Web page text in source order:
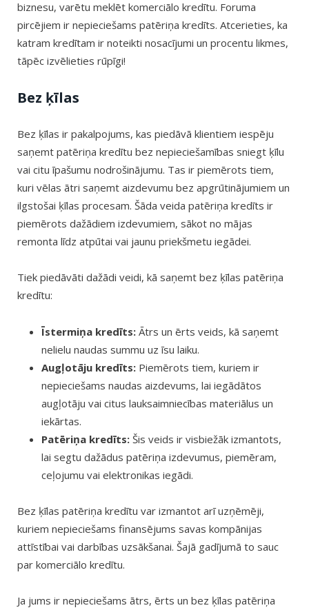
biznesu, varētu meklēt komerciālo kredītu. Foruma
pircējiem ir nepieciešams patēriņa kredīts. Atcerieties, ka
katram kredītam ir noteikti nosacījumi un procentu likmes,
tāpēc izvēlieties rūpīgi!
Bez ķīlas
Bez ķīlas ir pakalpojums, kas piedāvā klientiem iespēju
saņemt patēriņa kredītu bez nepieciešamības sniegt ķīlu
vai citu īpašumu nodrošinājumu. Tas ir piemērots tiem,
kuri vēlas ātri saņemt aizdevumu bez apgrūtinājumiem un
ilgstošai ķīlas procesam. Šāda veida patēriņa kredīts ir
piemērots dažādiem izdevumiem, sākot no mājas
remonta līdz atpūtai vai jaunu priekšmetu iegādei.
Tiek piedāvāti dažādi veidi, kā saņemt bez ķīlas patēriņa
kredītu:
Īstermiņa kredīts: Ātrs un ērts veids, kā saņemt
nelielu naudas summu uz īsu laiku.
Augļotāju kredīts: Piemērots tiem, kuriem ir
nepieciešams naudas aizdevums, lai iegādātos
augļotāju vai citus lauksaimniecības materiālus un
iekārtas.
Patēriņa kredīts: Šis veids ir visbiežāk izmantots,
lai segtu dažādus patēriņa izdevumus, piemēram,
ceļojumu vai elektronikas iegādi.
Bez ķīlas patēriņa kredītu var izmantot arī uzņēmēji,
kuriem nepieciešams finansējums savas kompānijas
attīstībai vai darbības uzsākšanai. Šajā gadījumā to sauc
par komerciālo kredītu.
Ja jums ir nepieciešams ātrs, ērts un bez ķīlas patēriņa